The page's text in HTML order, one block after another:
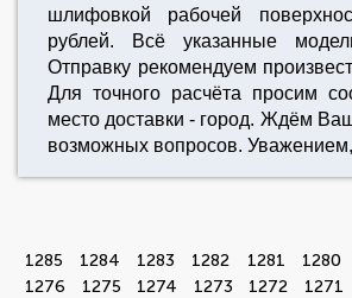
шлифовкой рабочей
рублей. Всё указанные
Отправку рекомендуем
Для точного расчёта просим
место доставки - город. Ждём
возможных вопросов.
1285 1284 1283 1282 1281 1280
1276
1275 1274 1273 1272 1271